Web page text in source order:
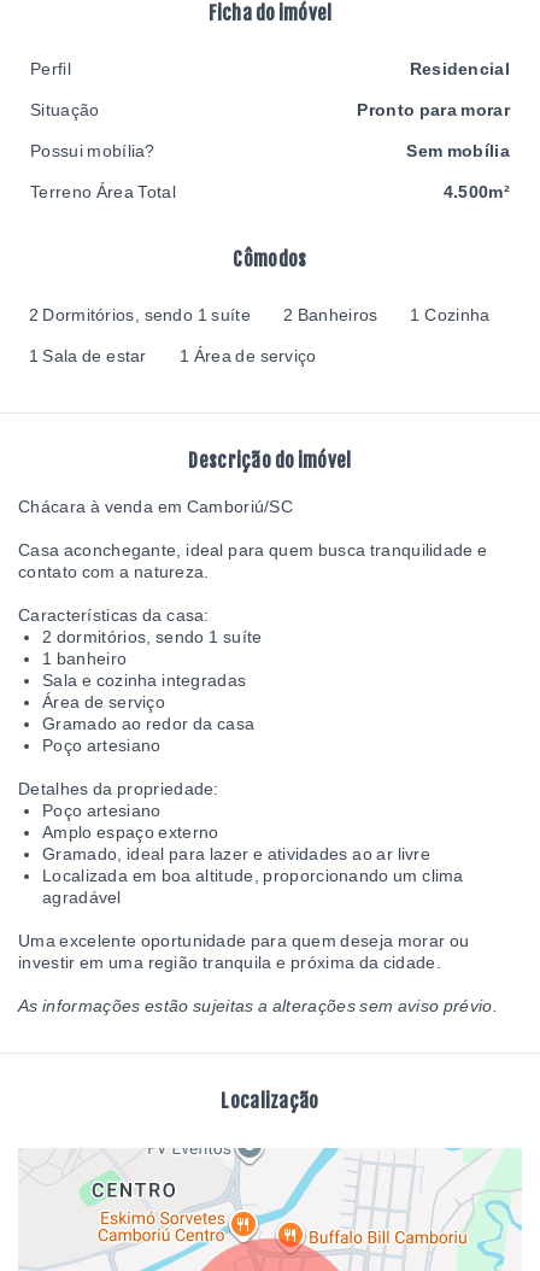
Cômodos
2 Dormitórios, sendo 1 suíte 2 Banheiros 1 Cozinha
1 Sala de estar 1 Área de serviço
Descrição do imóvel
Chácara à venda em Camboriú/SC
Casa aconchegante, ideal para quem busca tranquilidade e
contato com a natureza.
Características da casa:
2 dormitórios, sendo 1 suíte
1 banheiro
Sala e cozinha integradas
Área de serviço
Gramado ao redor da casa
Poço artesiano
Detalhes da propriedade:
Poço artesiano
Amplo espaço externo
Gramado, ideal para lazer e atividades ao ar livre
Localizada em boa altitude, proporcionando um clima
agradável
Uma excelente oportunidade para quem deseja morar ou
investir em uma região tranquila e próxima da cidade.
As informações estão sujeitas a alterações sem aviso prévio.
Localização
Ficha do imóvel
Perfil Residencial
Situação Pronto para morar
Possui mobília? Sem mobília
Terreno Área Total 4.500m²